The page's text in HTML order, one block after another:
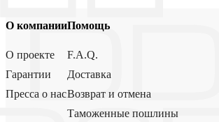
О компании
О проекте
Гарантии
Пресса о нас
Помощь
F.A.Q.
Доставка
Возврат и отмена
Таможенные пошлины